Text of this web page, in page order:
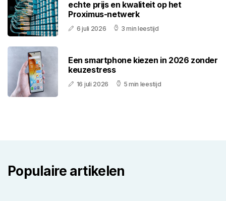
echte prijs en kwaliteit op het
Proximus-netwerk
6 juli 2026 3 min leestijd
Een smartphone kiezen in 2026 zonder
keuzestress
16 juli 2026 5 min leestijd
Populaire artikelen